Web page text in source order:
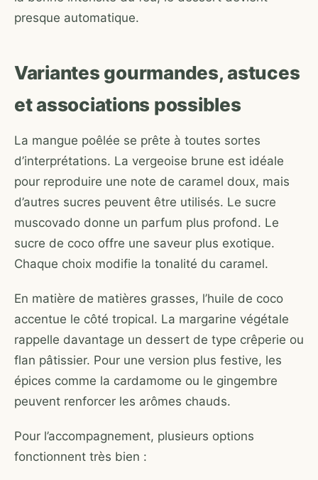
presque automatique.
Variantes gourmandes, astuces
et associations possibles
La mangue poêlée se prête à toutes sortes
d’interprétations. La vergeoise brune est idéale
pour reproduire une note de caramel doux, mais
d’autres sucres peuvent être utilisés. Le sucre
muscovado donne un parfum plus profond. Le
sucre de coco offre une saveur plus exotique.
Chaque choix modifie la tonalité du caramel.
En matière de matières grasses, l’huile de coco
accentue le côté tropical. La margarine végétale
rappelle davantage un dessert de type crêperie ou
flan pâtissier. Pour une version plus festive, les
épices comme la cardamome ou le gingembre
peuvent renforcer les arômes chauds.
Pour l’accompagnement, plusieurs options
fonctionnent très bien :